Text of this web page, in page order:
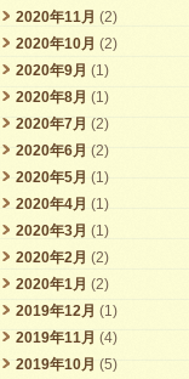
2020年11月 (2)
2020年10月 (2)
2020年9月 (1)
2020年8月 (1)
2020年7月 (2)
2020年6月 (2)
2020年5月 (1)
2020年4月 (1)
2020年3月 (1)
2020年2月 (2)
2020年1月 (2)
2019年12月 (1)
2019年11月 (4)
2019年10月 (5)